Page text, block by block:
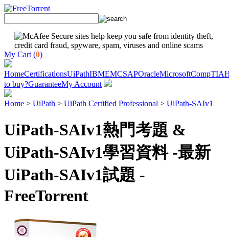
My Cart (0)
HomeCertificationsUiPathIBMEMCSAPOracleMicrosoftCompTIA
to buy?GuaranteeMy Account
Home > UiPath > UiPath Certified Professional > UiPath-SAIv1
UiPath-SAIv1熱門考題 &
UiPath-SAIv1學習資料 -最新
UiPath-SAIv1試題 -
FreeTorrent